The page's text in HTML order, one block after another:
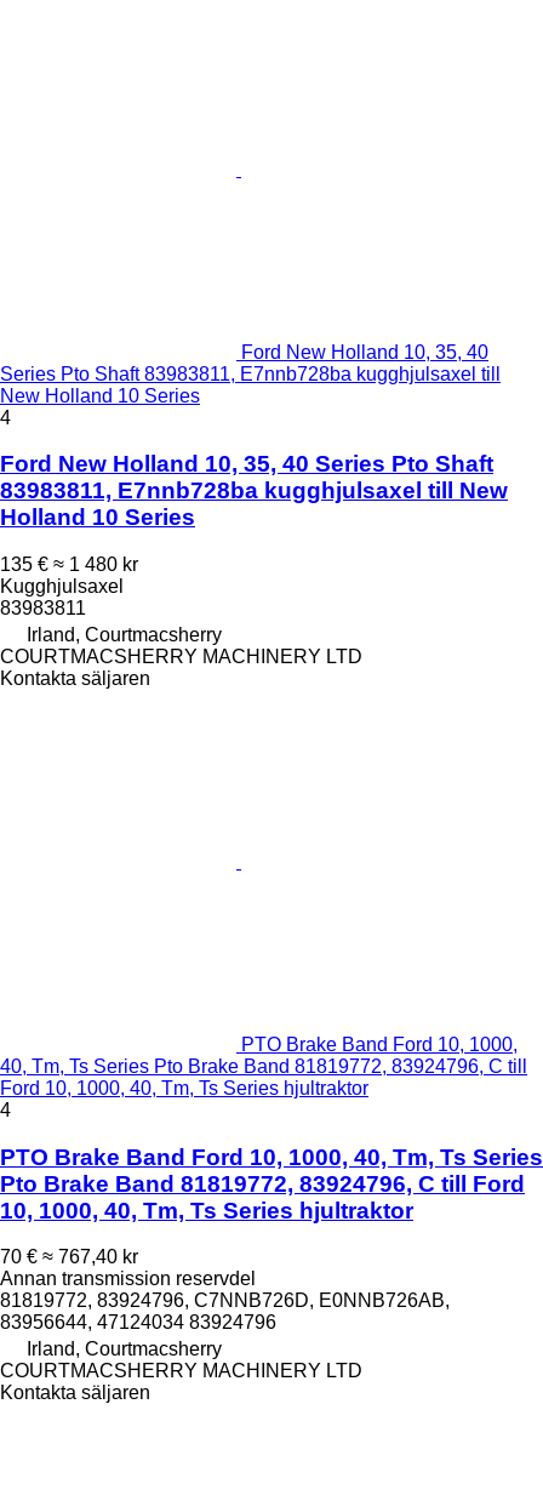
Ford New Holland 10, 35, 40
Series Pto Shaft 83983811, E7nnb728ba kugghjulsaxel till
New Holland 10 Series
4
Ford New Holland 10, 35, 40 Series Pto Shaft
83983811, E7nnb728ba kugghjulsaxel till New
Holland 10 Series
135 € ≈ 1 480 kr
Kugghjulsaxel
83983811
Irland, Courtmacsherry
COURTMACSHERRY MACHINERY LTD
Kontakta säljaren
PTO Brake Band Ford 10, 1000,
40, Tm, Ts Series Pto Brake Band 81819772, 83924796, C till
Ford 10, 1000, 40, Tm, Ts Series hjultraktor
4
PTO Brake Band Ford 10, 1000, 40, Tm, Ts Series
Pto Brake Band 81819772, 83924796, C till Ford
10, 1000, 40, Tm, Ts Series hjultraktor
70 € ≈ 767,40 kr
Annan transmission reservdel
81819772, 83924796, C7NNB726D, E0NNB726AB,
83956644, 47124034 83924796
Irland, Courtmacsherry
COURTMACSHERRY MACHINERY LTD
Kontakta säljaren